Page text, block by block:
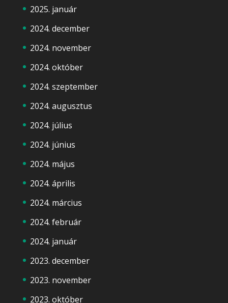
2025. január
2024. december
2024. november
2024. október
2024. szeptember
2024. augusztus
2024. július
2024. június
2024. május
2024. április
2024. március
2024. február
2024. január
2023. december
2023. november
2023. október